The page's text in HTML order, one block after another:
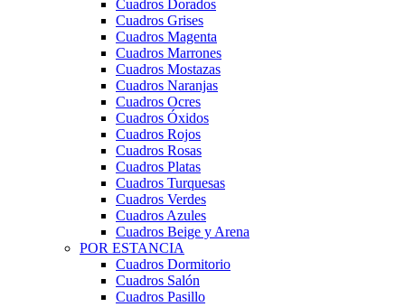
Cuadros Dorados
Cuadros Grises
Cuadros Magenta
Cuadros Marrones
Cuadros Mostazas
Cuadros Naranjas
Cuadros Ocres
Cuadros Óxidos
Cuadros Rojos
Cuadros Rosas
Cuadros Platas
Cuadros Turquesas
Cuadros Verdes
Cuadros Azules
Cuadros Beige y Arena
POR ESTANCIA
Cuadros Dormitorio
Cuadros Salón
Cuadros Pasillo